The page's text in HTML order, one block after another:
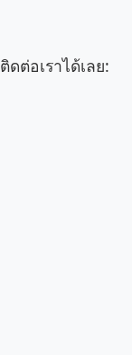
ต่อเราได้เลย: